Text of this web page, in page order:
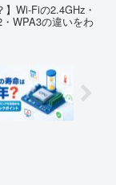
】Wi-Fiの2.4GHz・
WPA3の違いをわ